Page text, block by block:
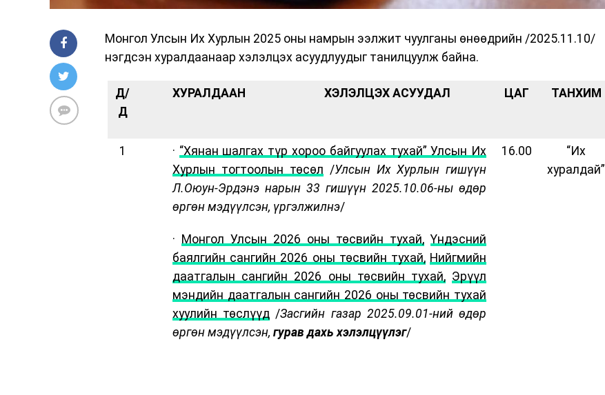
Монгол Улсын Их Хурлын 2025 оны намрын ээлжит чуулганы өнөөдрийн /2025.11.10/
нэгдсэн хуралдаанаар хэлэлцэх асуудлуудыг танилцуулж байна.
Д/
Д
ХУРАЛДААН ХЭЛЭЛЦЭХ АСУУДАЛ ЦАГ ТАНХИМ
1 · “Хянан шалгах түр хороо байгуулах тухай” Улсын Их
Хурлын тогтоолын төсөл /Улсын Их Хурлын гишүүн
Л.Оюун-Эрдэнэ нарын 33 гишүүн 2025.10.06-ны өдөр
өргөн мэдүүлсэн, үргэлжилнэ/
· Монгол Улсын 2026 оны төсвийн тухай, Үндэсний
баялгийн сангийн 2026 оны төсвийн тухай, Нийгмийн
даатгалын сангийн 2026 оны төсвийн тухай, Эрүүл
мэндийн даатгалын сангийн 2026 оны төсвийн тухай
хуулийн төслүүд /Засгийн газар 2025.09.01-ний өдөр
өргөн мэдүүлсэн, гурав дахь хэлэлцүүлэг/
16.00
“Их
хуралдай”